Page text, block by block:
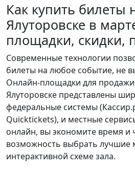
Как купить билеты
Ялуторовске в
площадки, скидки,
Современные технологии
билеты на любое событие, не
Онлайн-площадки для
Ялуторовске представлены
федеральные системы
Quicktickets), и местные
онлайн, вы экономите время и
возможность выбрать лучшие
интерактивной схеме зала.